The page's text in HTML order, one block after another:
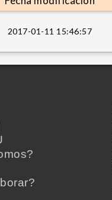
2017-01-11 15:46:57